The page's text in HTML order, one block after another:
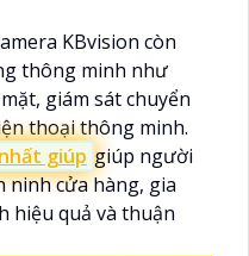
KBvision còn
thông minh như
giám sát chuyển
thoại thông minh.
giúp giúp người
ninh cửa hàng, gia
hiệu quả và thuận